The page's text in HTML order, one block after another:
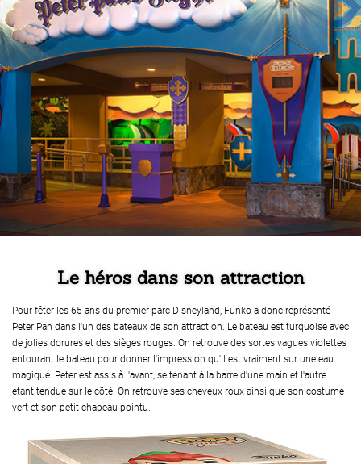
Le héros dans son attraction
Pour fêter les 65 ans du premier parc Disneyland, Funko a donc représenté
Peter Pan dans l'un des bateaux de son attraction. Le bateau est turquoise avec
de jolies dorures et des sièges rouges. On retrouve des sortes vagues violettes
entourant le bateau pour donner l'impression qu'il est vraiment sur une eau
magique. Peter est assis à l'avant, se tenant à la barre d'une main et l'autre
étant tendue sur le côté. On retrouve ses cheveux roux ainsi que son costume
vert et son petit chapeau pointu.